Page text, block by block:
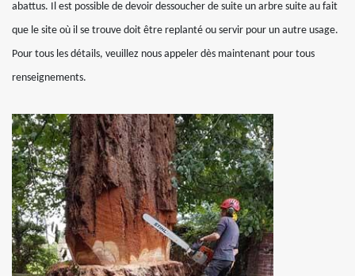
abattus. Il est possible de devoir dessoucher de suite un arbre suite au fait
que le site où il se trouve doit être replanté ou servir pour un autre usage.
Pour tous les détails, veuillez nous appeler dès maintenant pour tous
renseignements.